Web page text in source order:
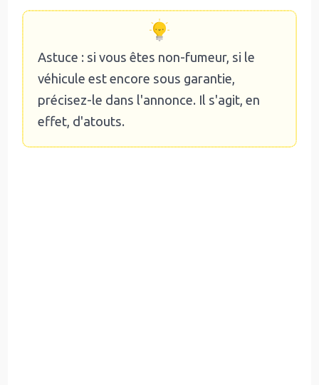
Astuce : si vous êtes non-fumeur, si le
véhicule est encore sous garantie,
précisez-le dans l'annonce. Il s'agit, en
effet, d'atouts.